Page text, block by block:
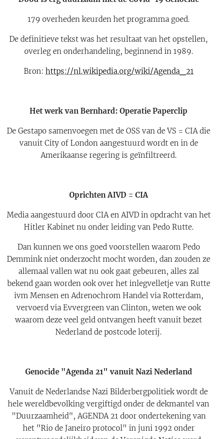
179 overheden keurden het programma goed.
De definitieve tekst was het resultaat van het opstellen,
overleg en onderhandeling, beginnend in 1989.
Bron: https://nl.wikipedia.org/wiki/Agenda_21
Het werk van Bernhard: Operatie Paperclip
De Gestapo samenvoegen met de OSS van de VS = CIA die
vanuit City of London aangestuurd wordt en in de
Amerikaanse regering is geïnfiltreerd.
Oprichten AIVD = CIA
Media aangestuurd door CIA en AIVD in opdracht van het
Hitler Kabinet nu onder leiding van Pedo Rutte.
Dan kunnen we ons goed voorstellen waarom Pedo
Demmink niet onderzocht mocht worden, dan zouden ze
allemaal vallen wat nu ook gaat gebeuren, alles zal
bekend gaan worden ook over het inlegvelletje van Rutte
ivm Mensen en Adrenochrom Handel via Rotterdam,
vervoerd via Evvergreen van Clinton, weten we ook
waarom deze veel geld ontvangen heeft vanuit bezet
Nederland de postcode loterij.
Genocide "Agenda 21" vanuit Nazi Nederland
Vanuit de Nederlandse Nazi Bilderbergpolitiek wordt de
hele wereldbevolking vergiftigd onder de dekmantel van
"Duurzaamheid", AGENDA 21 door ondertekening van
het "Rio de Janeiro protocol" in juni 1992 onder